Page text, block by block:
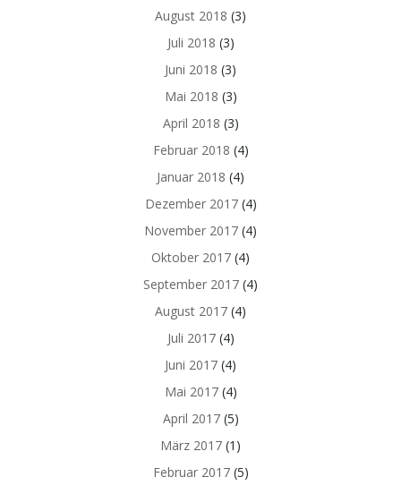
August 2018 (3)
Juli 2018 (3)
Juni 2018 (3)
Mai 2018 (3)
April 2018 (3)
Februar 2018 (4)
Januar 2018 (4)
Dezember 2017(4)
November 2017 (4)
Oktober 2017 (4)
September 2017 (4)
August 2017 (4)
Juli 2017(4)
Juni 2017 (4)
Mai 2017(4)
April 2017(5)
März 2017 (1)
Februar 2017(5)